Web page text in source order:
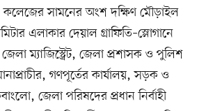
কলেজের সামনের অংশ দক্ষিণ মৌড়াইল
এলাকার দেয়াল গ্রাফিতি–স্লোগানে
ম্যাজিস্ট্রেট, জেলা প্রশাসক ও পুলিশ
গণপূর্তের কার্যালয়, সড়ক ও
জেলা পরিষদের প্রধান নির্বাহী